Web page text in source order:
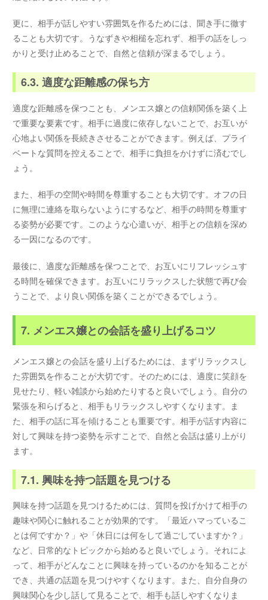
更に、相手が話しやすい雰囲気を作るためには、聞き手に徹す
ることも大切です。うなずきや相槌を忘れず、相手の話をしっ
かりと受け止めることで、自然と信頼が深まるでしょう。
6.3. 適度な距離感の保ち方
適度な距離感を保つことも、メンエス嬢との信頼関係を築く上
で重要な要素です。相手に過度に依存しないことで、お互いが
心地よい関係を長続きさせることができます。例えば、プライ
ベートな質問を控えることで、相手に負担をかけずに済むでし
ょう。
また、相手の空間や時間を尊重することも大切です。オフの日
に無理に連絡を取らないようにするなど、相手の時間を尊重す
る姿勢が必要です。このような心遣いが、相手との信頼を深め
る一因になるのです。
最後に、適度な距離感を保つことで、お互いにリフレッシュす
る時間を確保できます。お互いにリラックスした状態で再び会
うことで、より良い関係を築くことができるでしょう。
7. メンエス嬢との会話を盛り上げるコツ
メンエス嬢との会話を盛り上げるためには、まずリラックスし
た雰囲気を作ることが大切です。そのためには、適度に笑顔を
見せたり、軽い雑談から始めたりすると良いでしょう。自分の
緊張を和らげると、相手もリラックスしやすくなります。ま
た、相手の話に耳を傾けることも重要です。相手が話す内容に
対して興味を持つ姿勢を示すことで、自然と会話は盛り上がり
ます。
7.1. 興味を持つ話題を見つける
興味を持つ話題を見つけるためには、質問を投げかけて相手の
趣味や関心に触れることが効果的です。「最近ハマっているこ
とは何ですか？」や「休日には何をして過ごしていますか？」
など、日常的なトピックから始めると良いでしょう。それによ
って、相手がどんなことに興味を持っているのかを知ることが
でき、共通の話題を見つけやすくなります。また、自分自身の
興味関心を少し話して見ることで、相手も話しやすくなりま